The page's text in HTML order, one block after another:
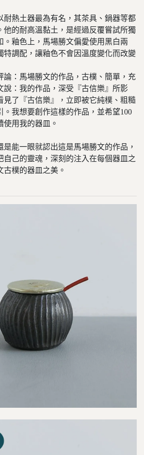
耐熱土器最為有名，其茶具、鍋器等都
他的耐高溫黏土，是經過反覆嘗試所獨
。釉色上，馬場勝文偏愛使用黑白兩
特調配，讓釉色不會因溫度變化而改變
論：馬場勝文的作品，古樸、簡單，充
說：我的作品，深受『古信樂』所影
見了『古信樂』，立即被它純樸、粗糙
。我想要創作這樣的作品，並希望100
使用我的器皿。
是能一眼就認出這是馬場勝文的作品，
自己的靈魂，深刻的注入在每個器皿之
古樸的器皿之美。